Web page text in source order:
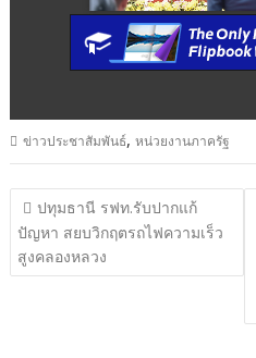
ข่าวประชาสัมพันธ์,หน่วยงานภาครัฐ
แนะแนว
เรื่อง
ปทุมธานี รฟท.รับปากแก้
ปัญหา สยบวิกฤตรถไฟความเร็ว
สูงคลองหลวง